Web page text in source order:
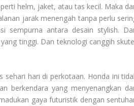
helm, jaket, atau tas kecil. Maka
jarak menengah tanpa perlu
sempurna antara desain stylish.
tinggi. Dan teknologi canggih
sehari hari di perkotaan. Honda ini
berkendara yang menyenangkan
gaya futuristik dengan